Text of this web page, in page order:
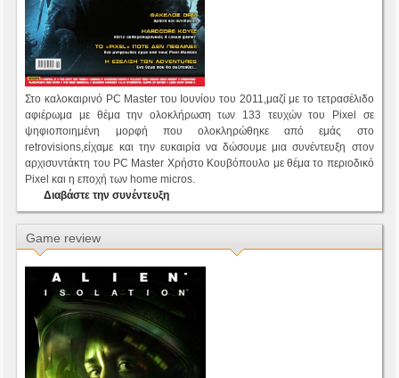
Στο καλοκαιρινό PC Master του Ιουνίου του 2011,μαζί με το τετρασέλιδο
αφιέρωμα με θέμα την ολοκλήρωση των 133 τευχών του Pixel σε
ψηφιοποιημένη μορφή που ολοκληρώθηκε από εμάς στο
retrovisions,είχαμε και την ευκαιρία να δώσουμε μια συνέντευξη στον
αρχισυντάκτη του PC Master Χρήστο Κουβόπουλο με θέμα το περιοδικό
Pixel και η εποχή των home micros.
Διαβάστε την συνέντευξη
Game review